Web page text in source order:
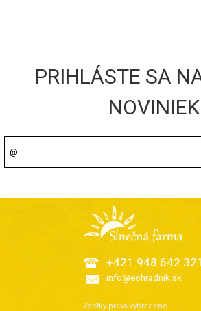
PRIHLÁSTE SA
NOVINIEK
+421 948 642 321
info@eohradnik.sk
Všetky práva vyhradené.